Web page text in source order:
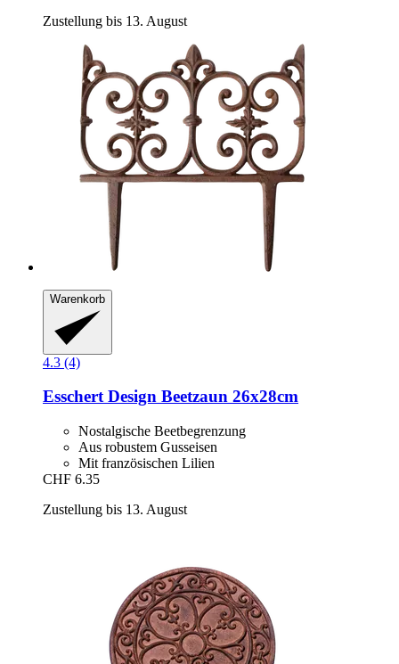
Zustellung bis 13. August
Warenkorb
4.3 (4)
Esschert Design Beetzaun 26x28cm
Nostalgische Beetbegrenzung
Aus robustem Gusseisen
Mit französischen Lilien
CHF 6.35
Zustellung bis 13. August